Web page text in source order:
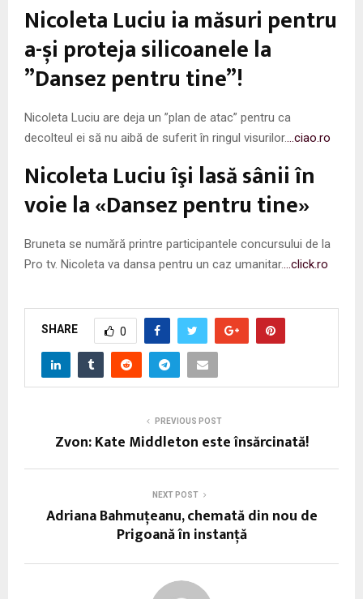
Nicoleta Luciu ia măsuri pentru
a-și proteja silicoanele la
”Dansez pentru tine”!
Nicoleta Luciu are deja un ”plan de atac” pentru ca
decolteul ei să nu aibă de suferit în ringul visurilor.
…ciao.ro
Nicoleta Luciu îşi lasă sânii în
voie la «Dansez pentru tine»
Bruneta se numără printre participantele concursului de la
Pro tv. Nicoleta va dansa pentru un caz umanitar.
…click.ro
SHARE 0
PREVIOUS POST
Zvon: Kate Middleton este însărcinată!
NEXT POST
Adriana Bahmuțeanu, chemată din nou de
Prigoană în instanţă